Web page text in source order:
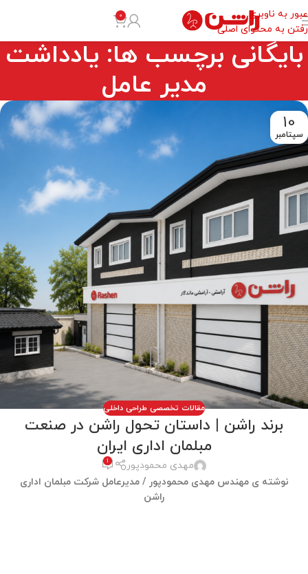
عبور به ناوبری
رفتن به محتوای اصلی
0
بایگانی برچسب ها: یادداشت
مدیر عامل
10
سپتامبر
مقالات تخصصی طراحی داخلی
برند راشن | داستان تحول راشن در صنعت
مبلمان ادارى ايران
مهدی محمودپور 1
نوشته ی مهندس مهدی محمودپور / مدیرعامل شرکت مبلمان اداری
راشن